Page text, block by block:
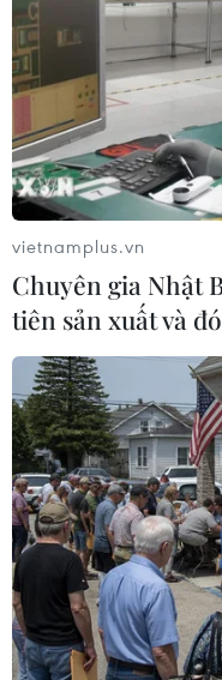
#Công an tỉnh Lâm
#Đi học trở lại
Theo dõi VietnamPlus
vietnamplus.vn
Chuyên gia Nhật
tiên sản xuất và